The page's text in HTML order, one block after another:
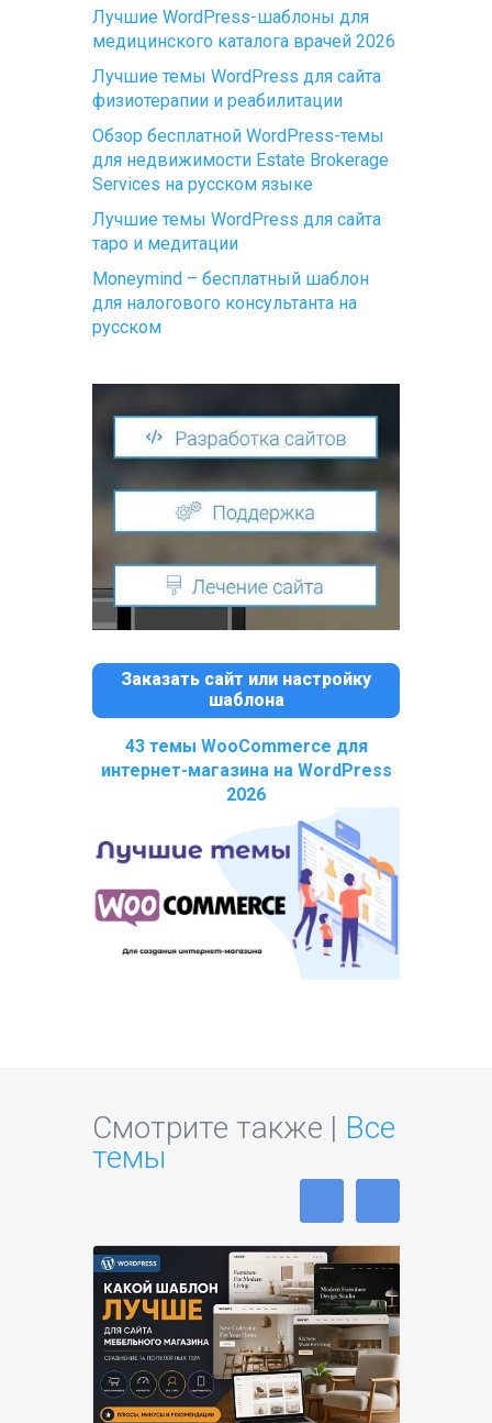
Лучшие WordPress-шаблоны для
медицинского каталога врачей 2026
Лучшие темы WordPress для сайта
физиотерапии и реабилитации
Обзор бесплатной WordPress-темы
для недвижимости Estate Brokerage
Services на русском языке
Лучшие темы WordPress для сайта
таро и медитации
Moneymind – бесплатный шаблон
для налогового консультанта на
русском
Заказать сайт или настройку
шаблона
43 темы WooCommerce для
интернет-магазина на WordPress
2026
Смотрите также | Все
темы